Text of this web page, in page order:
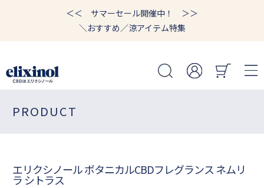
＜＜ サマーセール開催中！ ＞＞
＼おすすめ／涼アイテム特集
PRODUCT
エリクシノール ボタニカルCBDフレグランス ネムリ
ラ シトラス